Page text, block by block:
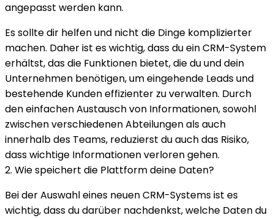
angepasst werden kann.
Es sollte dir helfen und nicht die Dinge komplizierter
machen. Daher ist es wichtig, dass du ein CRM-System
erhältst, das die Funktionen bietet, die du und dein
Unternehmen benötigen, um eingehende Leads und
bestehende Kunden effizienter zu verwalten. Durch
den einfachen Austausch von Informationen, sowohl
zwischen verschiedenen Abteilungen als auch
innerhalb des Teams, reduzierst du auch das Risiko,
dass wichtige Informationen verloren gehen.
2. Wie speichert die Plattform deine Daten?
Bei der Auswahl eines neuen CRM-Systems ist es
wichtig, dass du darüber nachdenkst, welche Daten du